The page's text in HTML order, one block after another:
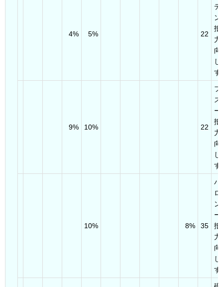
4% 5% 22
デ
ン
抵
力
向
す
9% 10% 22
フ
ス
ー
抵
力
向
す
10% 8% 35
パ
ロ
ン
ー
抵
力
向
す